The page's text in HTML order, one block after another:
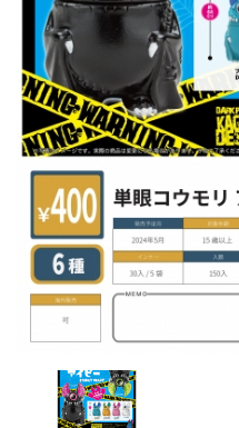
レンタル
景品・玩具・文具
販促用カプセルトイ
よくあるご
ご利用ガ
06-